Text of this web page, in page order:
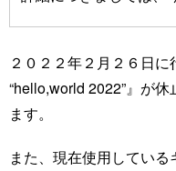
２０２２年２月２６日
“hello,world 2022”』が
ます。
また、現在使用してい